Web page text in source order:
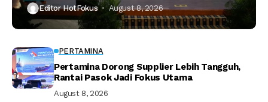
Editor HotFokus August 8, 2026
PERTAMINA
Pertamina Dorong Supplier Lebih Tangguh,
Rantai Pasok Jadi Fokus Utama
August 8, 2026